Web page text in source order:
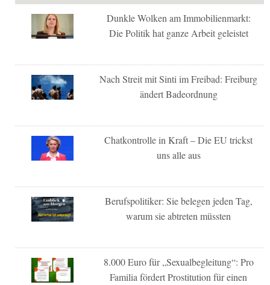
Dunkle Wolken am Immobilienmarkt:
Die Politik hat ganze Arbeit geleistet
Nach Streit mit Sinti im Freibad: Freiburg
ändert Badeordnung
Chatkontrolle in Kraft – Die EU trickst
uns alle aus
Berufspolitiker: Sie belegen jeden Tag,
warum sie abtreten müssten
8.000 Euro für „Sexualbegleitung“: Pro
Familia fördert Prostitution für einen